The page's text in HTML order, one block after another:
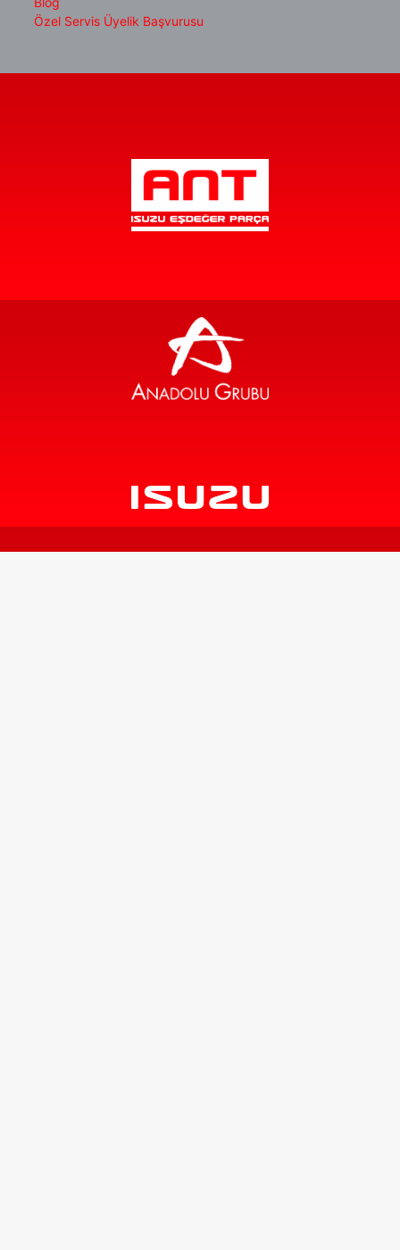
Özel Servis Üyelik Başvurusu